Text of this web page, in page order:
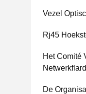
Vezel
Rj45
Het Comité
Netwerkflard
De